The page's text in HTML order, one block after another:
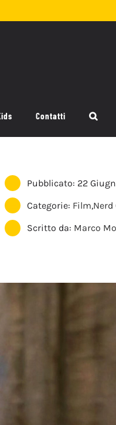
Contatti
Pubblicato: 22
Categorie: Film,
Scritto da: Marco